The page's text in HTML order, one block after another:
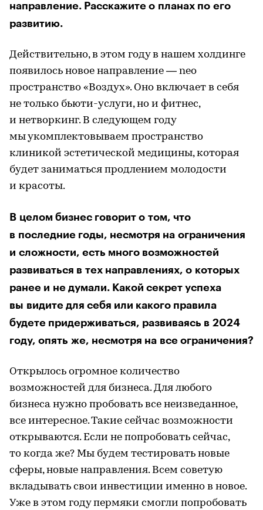
направление. Расскажите о планах по его
развитию.
Действительно, в этом году в нашем холдинге
появилось новое направление — neo
пространство «Воздух». Оно включает в себя
не только бьюти-услуги, но и фитнес,
и нетворкинг. В следующем году
мы укомплектовываем пространство
клиникой эстетической медицины, которая
будет заниматься продлением молодости
и красоты.
В целом бизнес говорит о том, что
в последние годы, несмотря на ограничения
и сложности, есть много возможностей
развиваться в тех направлениях, о которых
ранее и не думали. Какой секрет успеха
вы видите для себя или какого правила
будете придерживаться, развиваясь в 2024
году, опять же, несмотря на все ограничения?
Открылось огромное количество
возможностей для бизнеса. Для любого
бизнеса нужно пробовать все неизведанное,
все интересное. Такие сейчас возможности
открываются. Если не попробовать сейчас,
то когда же? Мы будем тестировать новые
сферы, новые направления. Всем советую
вкладывать свои инвестиции именно в новое.
Уже в этом году пермяки смогли попробовать